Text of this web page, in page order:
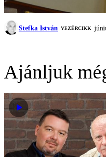
Stefka István VEZÉRCIKK
Ajánljuk